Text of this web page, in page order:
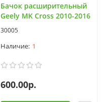
Бачок расширительный
Geely MK Cross 2010-2016
30005
1
600.00р.